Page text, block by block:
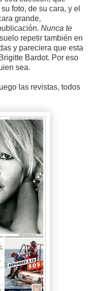
foto, de su cara, y el
grande,
Nunca te
repetir también en
y pareciera que esta
Bardot. Por eso
sea.
las revistas, todos